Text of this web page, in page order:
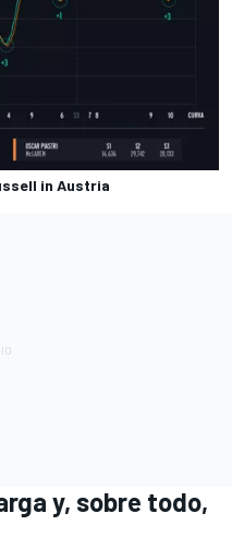
in Austria
y, sobre todo,